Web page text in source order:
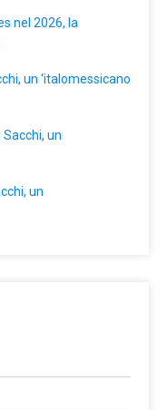
nel 2026, la
un ‘italomessicano
un
un